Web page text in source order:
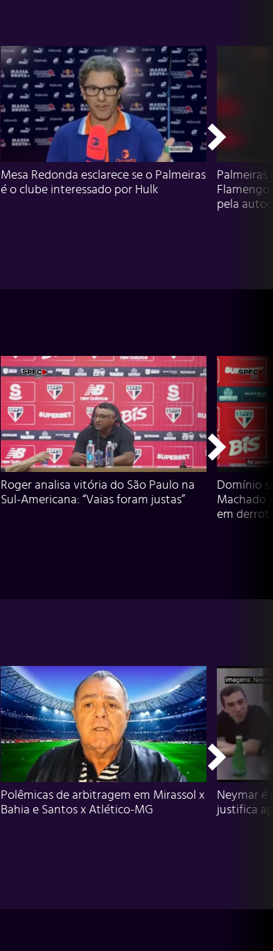
Mesa Redonda esclarece se o Palmeiras
é o clube interessado por Hulk
Flamengo
pela
Roger analisa vitória do São Paulo na
Sul-Americana: “Vaias foram justas”
Domínio
Machado
em
Polêmicas de arbitragem em Mirassol x
Bahia e Santos x Atlético-MG
Neymar é
justifica